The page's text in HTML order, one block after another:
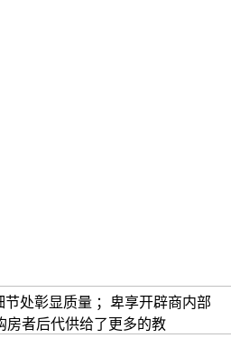
节处彰显质量 ；卑享开辟商内部
房者后代供给了更多的教